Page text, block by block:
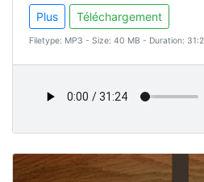
Plus Téléchargement
Filetype: MP3 - Size: 40 MB - Duration: